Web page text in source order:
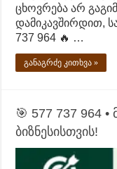
ცხოვრება არ
დამიკავშირდით,
737 964 🔥 …
განაგრძე კითხვა »
🎯 577 737 964 •
ბიზნესისთვის!